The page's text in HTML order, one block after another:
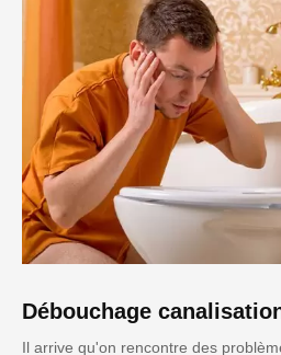
Débouchage
Il arrive qu'on rencontre des